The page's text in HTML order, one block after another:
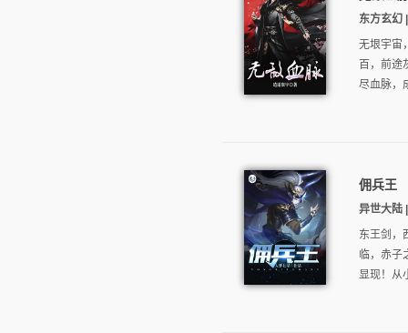
东方玄幻
无垠宇宙
百，前途
尽血脉，
佣兵王
异世大陆
东王剑，
临，赤子
显现！从